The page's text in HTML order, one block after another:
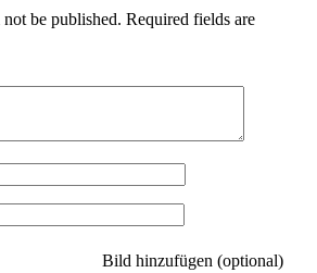
be published. Required fields are
Bild hinzufügen (optional)